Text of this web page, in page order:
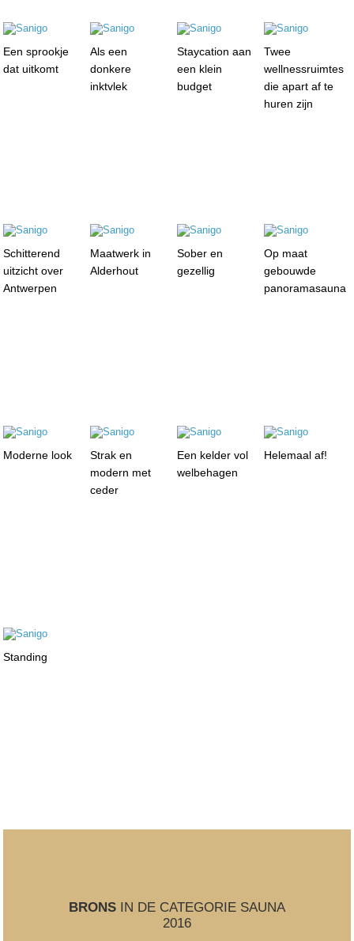
Een sprookje
dat uitkomt
Als een
donkere
inktvlek
Staycation aan
een klein
budget
Twee
wellnessruimtes
die apart af te
huren zijn
Schitterend
uitzicht over
Antwerpen
Maatwerk in
Alderhout
Sober en
gezellig
Op maat
gebouwde
panoramasauna
Moderne look
Strak en
modern met
ceder
Een kelder vol
welbehagen
Helemaal af!
Standing
BRONSIN DE CATEGORIE SAUNA
2016